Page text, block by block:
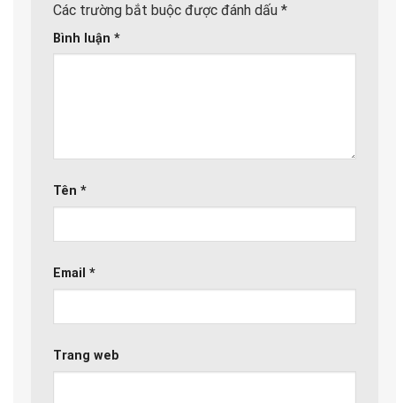
Các trường bắt buộc được đánh dấu *
Bình luận *
Tên *
Email *
Trang web